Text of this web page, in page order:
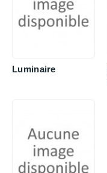
Luminaire